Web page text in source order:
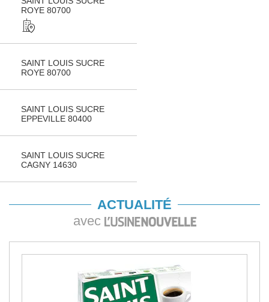
ROYE 80700
SAINT LOUIS SUCRE
ROYE 80700
SAINT LOUIS SUCRE
EPPEVILLE 80400
SAINT LOUIS SUCRE
CAGNY 14630
ACTUALITÉ
avec